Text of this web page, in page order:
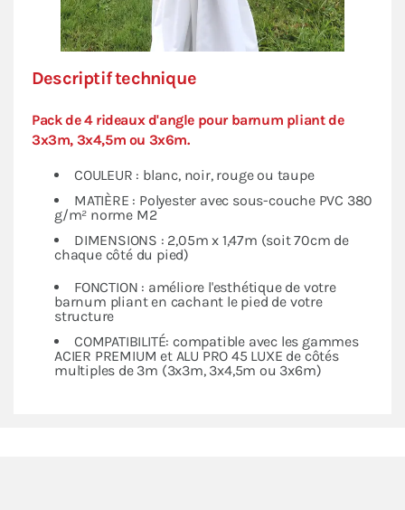
Descriptif technique
Pack de 4 rideaux d'angle pour barnum pliant de
3x3m, 3x4,5m ou 3x6m.
COULEUR : blanc, noir, rouge ou taupe
MATIÈRE : Polyester avec sous-couche PVC 380
g/m² norme M2
DIMENSIONS : 2,05m x 1,47m (soit 70cm de
chaque côté du pied)
FONCTION : améliore l'esthétique de votre
barnum pliant en cachant le pied de votre
structure
COMPATIBILITÉ: compatible avec les gammes
ACIER PREMIUM et ALU PRO 45 LUXE de côtés
multiples de 3m (3x3m, 3x4,5m ou 3x6m)